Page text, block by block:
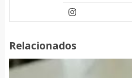
Relacionados